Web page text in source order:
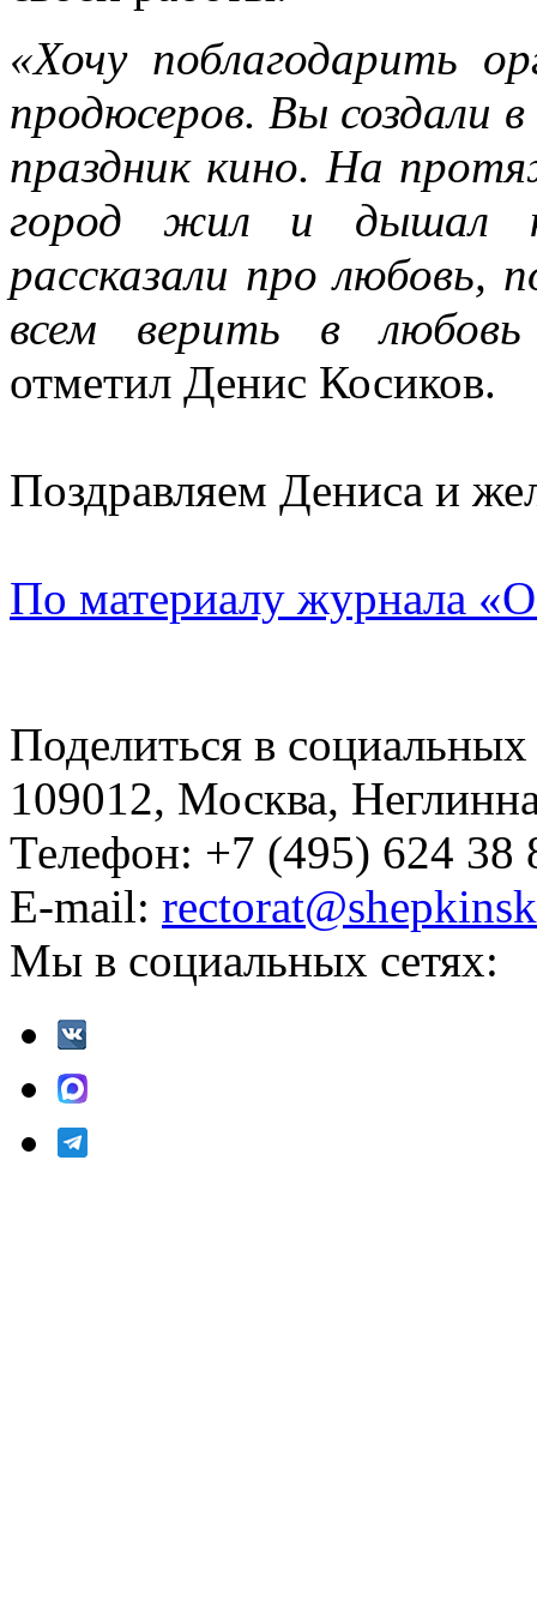
«Хочу поблагодарить
продюсеров. Вы создали
праздник кино. На
город жил и дышал
рассказали про любовь,
всем верить в
отметил Денис Косиков.
Поздравляем Дениса и
По материалу журнала
Поделиться в социальных
109012, Москва,
Телефон: +7 (495) 624 38
E-mail:
Мы в социальных сетях: